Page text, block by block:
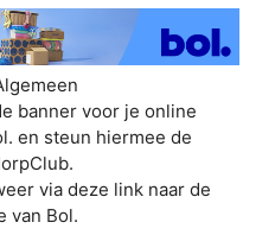
banner voor je online
en steun hiermee de
via deze link naar de
van Bol.